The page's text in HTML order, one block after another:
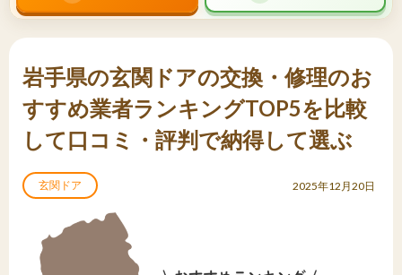
岩手県の玄関ドアの交換・修理のお
すすめ業者ランキングTOP5を比較
して口コミ・評判で納得して選ぶ
玄関ドア 2025年12月20日